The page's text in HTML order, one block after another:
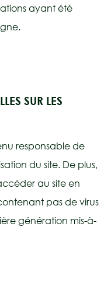
ayant été
SUR LES
responsable de
du site. De plus,
au site en
pas de virus
génération mis-à-